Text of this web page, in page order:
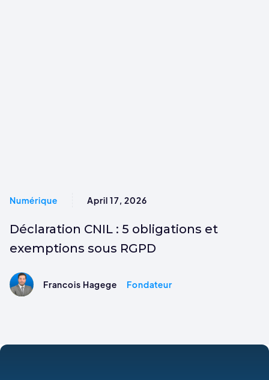
Numérique April 17, 2026
Déclaration CNIL : 5 obligations et
exemptions sous RGPD
Francois Hagege Fondateur